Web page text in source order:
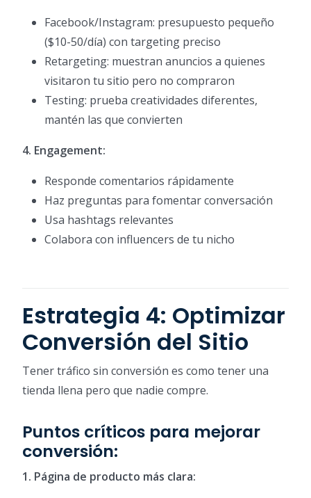
Facebook/Instagram: presupuesto pequeño
($10-50/día) con targeting preciso
Retargeting: muestran anuncios a quienes
visitaron tu sitio pero no compraron
Testing: prueba creatividades diferentes,
mantén las que convierten
4. Engagement:
Responde comentarios rápidamente
Haz preguntas para fomentar conversación
Usa hashtags relevantes
Colabora con influencers de tu nicho
Estrategia 4: Optimizar
Conversión del Sitio
Tener tráfico sin conversión es como tener una
tienda llena pero que nadie compre.
Puntos críticos para mejorar
conversión:
1. Página de producto más clara: